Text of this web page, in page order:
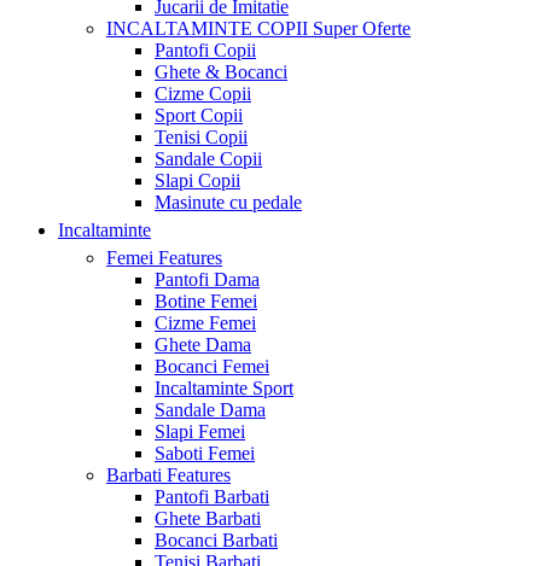
Jucarii de Imitatie
INCALTAMINTE COPII Super Oferte
Pantofi Copii
Ghete & Bocanci
Cizme Copii
Sport Copii
Tenisi Copii
Sandale Copii
Slapi Copii
Masinute cu pedale
Incaltaminte
Femei Features
Pantofi Dama
Botine Femei
Cizme Femei
Ghete Dama
Bocanci Femei
Incaltaminte Sport
Sandale Dama
Slapi Femei
Saboti Femei
Barbati Features
Pantofi Barbati
Ghete Barbati
Bocanci Barbati
Tenisi Barbati